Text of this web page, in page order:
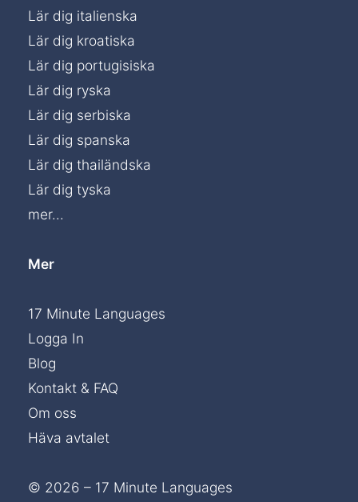
Lär dig italienska
Lär dig kroatiska
Lär dig portugisiska
Lär dig ryska
Lär dig serbiska
Lär dig spanska
Lär dig thailändska
Lär dig tyska
mer...
Mer
17 Minute Languages
Logga In
Blog
Kontakt & FAQ
Om oss
Häva avtalet
© 2026 – 17 Minute Languages